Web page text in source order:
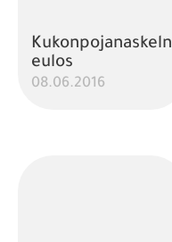
Kukonpojanaskeln
eulos
08.06.2016